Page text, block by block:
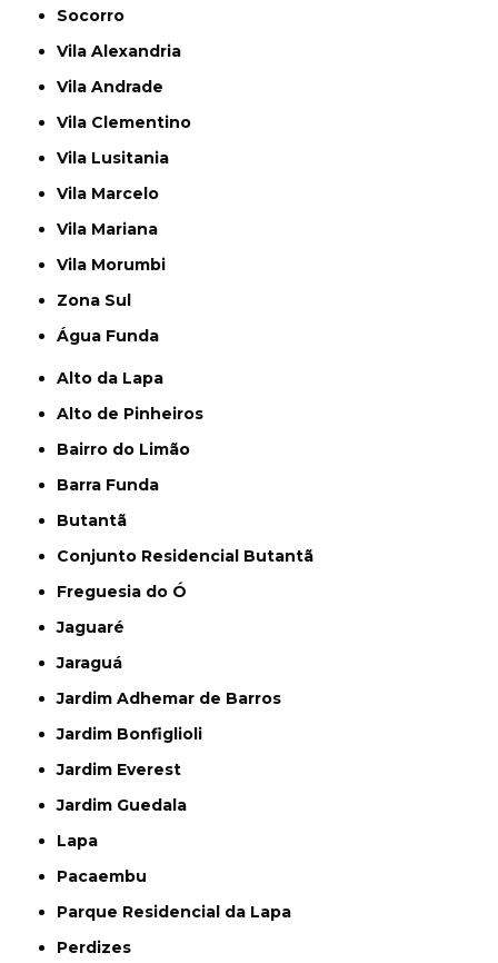
Socorro
Vila Alexandria
Vila Andrade
Vila Clementino
Vila Lusitania
Vila Marcelo
Vila Mariana
Vila Morumbi
Zona Sul
Água Funda
Alto da Lapa
Alto de Pinheiros
Bairro do Limão
Barra Funda
Butantã
Conjunto Residencial Butantã
Freguesia do Ó
Jaguaré
Jaraguá
Jardim Adhemar de Barros
Jardim Bonfiglioli
Jardim Everest
Jardim Guedala
Lapa
Pacaembu
Parque Residencial da Lapa
Perdizes